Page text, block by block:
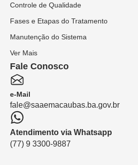
Controle de Qualidade
Fases e Etapas do Tratamento
Manutenção do Sistema
Ver Mais
Fale Conosco
e-Mail
fale@saaemacaubas.ba.gov.br
Atendimento via Whatsapp
(77) 9 3300-9887